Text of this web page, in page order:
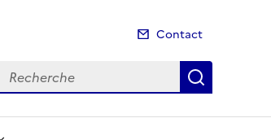
Contact
Recherche